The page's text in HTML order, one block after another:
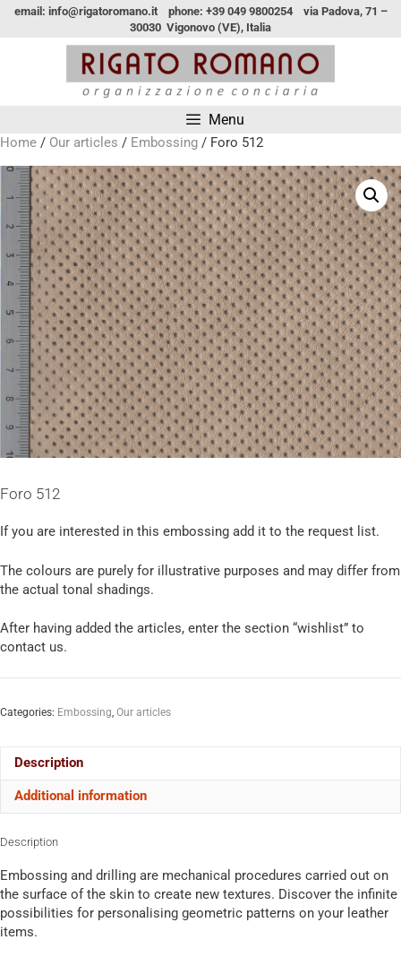
email: info@rigatoromano.it phone: +39 049 9800254 via Padova, 71 –
30030 Vigonovo (VE), Italia
Menu
Home / Our articles / Embossing / Foro 512
Foro 512
If you are interested in this embossing add it to the request list.
The colours are purely for illustrative purposes and may differ from
the actual tonal shadings.
After having added the articles, enter the section “wishlist” to
contact us.
Categories: Embossing Our articles
Description
Additional information
Description
Embossing and drilling are mechanical procedures carried out on
the surface of the skin to create new textures. Discover the infinite
possibilities for personalising geometric patterns on your leather
items.